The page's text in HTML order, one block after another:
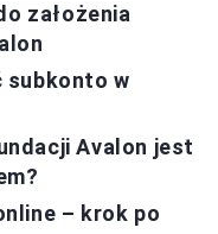
założenia
subkonto w
Avalon jest
– krok po